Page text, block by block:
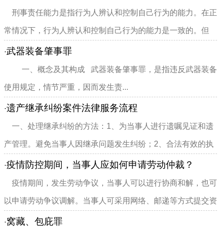
虽然该房屋仍属于开发商...
刑事责任能力是指行为人辨认和控制自己行为的能力。在正
常情况下，行为人辨认和控制自己行为的能力是一致的。但
是，在出现疾病的情...
·武器装备肇事罪
一、概念及其构成 武器装备肇事罪，是指违反武器装备
使用规定，情节严重，因而发生责...
·遗产继承纠纷案件法律服务流程
一、处理继承纠纷的方法：1、为当事人进行遗嘱见证和遗
产管理。避免当事人因继承问题发生纠纷；2、合法有效的执
行遗嘱，尽量通过非诉...
·疫情防控期间，当事人应如何申请劳动仲裁？
疫情期间，发生劳动争议，当事人可以进行协商和解，也可
以申请劳动争议调解。当事人可采用网络、邮递等方式提交资
料，通过电话、在线视频...
·窝藏、包庇罪